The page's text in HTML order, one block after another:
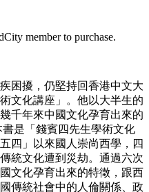
member to purchase.
困擾，仍堅持回香港中文大
文化講座」。他以大半生的
千年來中國文化孕育出來的
是「錢賓四先生學術文化
四」以來國人崇尚西學，四
統文化遭到災劫。通過六次
文化孕育出來的特徵，跟西
傳統社會中的人倫關係、政